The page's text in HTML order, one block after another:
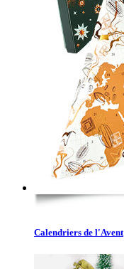
Calendriers de l'Avent